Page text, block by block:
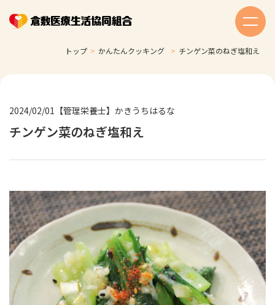
トップ > かんたんクッキング > チンゲン菜のねぎ塩和え
2024/02/01 【管理栄養士】かきうちはるな
チンゲン菜のねぎ塩和え